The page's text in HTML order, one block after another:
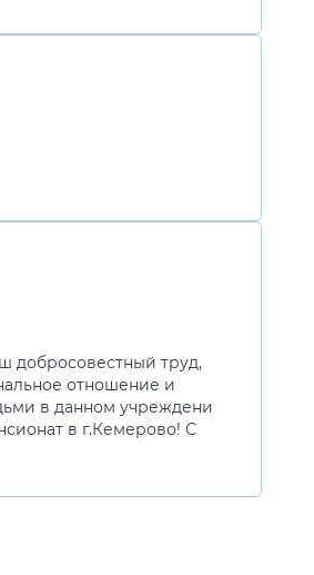
добросовестный труд,
отношение и
в данном учреждени
в г.Кемерово! С